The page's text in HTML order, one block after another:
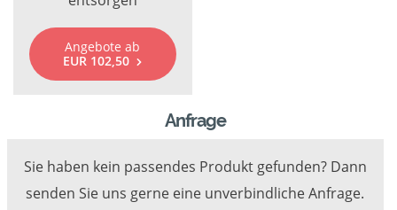
Angebote ab
EUR 102,50
Anfrage
Sie haben kein passendes Produkt gefunden? Dann
senden Sie uns gerne eine unverbindliche Anfrage.